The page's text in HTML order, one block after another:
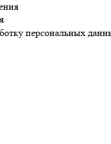
персональных